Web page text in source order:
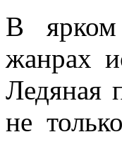
В ярком
жанрах
Ледяная
не